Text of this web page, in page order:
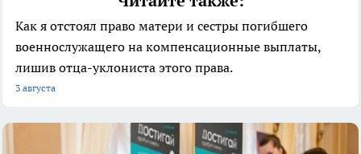
Как я отстоял право матери и сестры погибшего
военнослужащего на компенсационные выплаты,
лишив отца-уклониста этого права.
3 августа